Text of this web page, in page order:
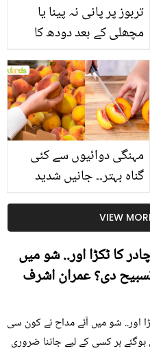
تربوز پر پانی نہ پینا یا
مچھلی کے بعد دودھ کا
استعمال۔۔ جانیں کھانوں
سے متعلق غلط فہمیوں کی
حقیقت کیا ہے اور افواہ
کیا؟
مہنگی دوائیوں سے کئی
گناہ بہتر۔۔ جانیں شدید
گرمی کے موسم میں آڑو
کیوں کھانا چاہیے؟
VIEW
کا ٹکڑا اور.. شو میں
دی؟ عمران اشرف
اور.. شو میں آئے مداح نے کون سی
ہر کسی کے لیے جاننا ضروری